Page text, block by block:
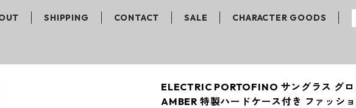
SHIPPING CONTACT SALE CHARACTER GOODS
ELECTRIC PORTOFINO サングラス グ
AMBER 特製ハードケース付き ファッシ